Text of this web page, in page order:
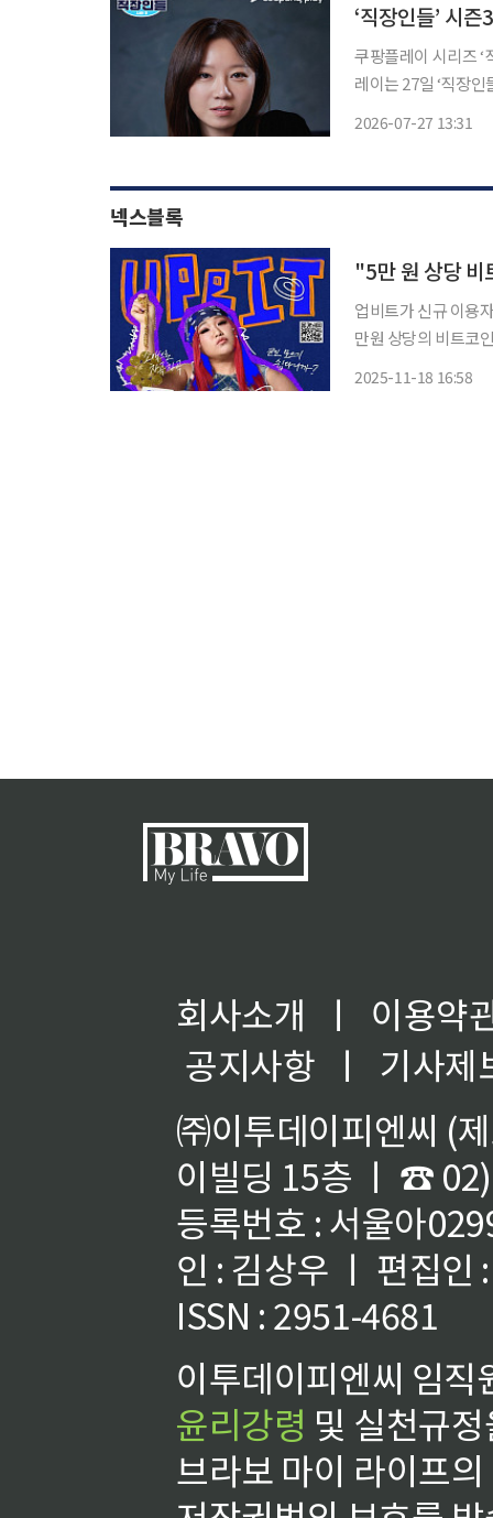
‘직장인들’ 시
쿠팡플레이 시리즈 ‘
레이는 27일 ‘직장
2026-07-27 13:31
넥스블록
"5만 원 상당 비
업비트가 신규 이용
만원 상당의 비트코인을 선물한다. 가상자산 거래소
2025-11-18 16:58
회사소개 ㅣ
이용약
공지사항
ㅣ
기사제
㈜이투데이피엔씨 (
이빌딩 15층 ㅣ ☎
등록번호 : 서울아
인 : 김상우 ㅣ 편집인
ISSN : 2951-4681
이투데이피엔씨 임
윤리강령 및 실천규
브라보 마이 라이프